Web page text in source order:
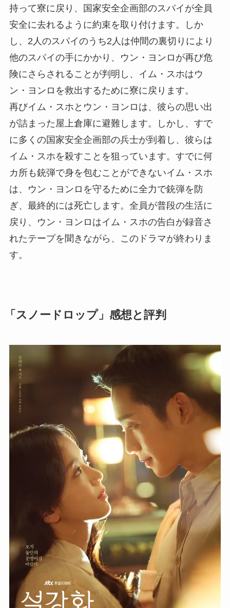
持って寮に戻り、国家安全企画部のスパイが全員
安全に去れるように約束を取り付けます。しか
し、2人のスパイのうち2人は仲間の裏切りにより
他のスパイの手にかかり、ウン・ヨンロが再び危
険にさらされることが判明し、イム・スホはウ
ン・ヨンロを救出するために寮に戻ります。
再びイム・スホとウン・ヨンロは、彼らの思い出
が詰まった屋上倉庫に避難します。しかし、すで
に多くの国家安全企画部の兵士が到着し、彼らは
イム・スホを殺すことを狙っています。すでに何
カ所も銃弾で身を包むことができないイム・スホ
は、ウン・ヨンロを守るために全力で銃弾を防
ぎ、最終的には死亡します。全員が普段の生活に
戻り、ウン・ヨンロはイム・スホの告白が録音さ
れたテープを聞きながら、このドラマが終わりま
す。
「スノードロップ」感想と評判